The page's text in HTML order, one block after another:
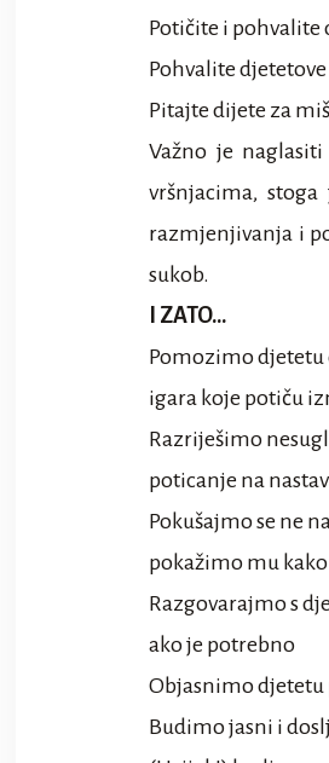
Potičite i pohvalite
Pohvalite
Pitajte dijete za
Važno je
vršnjacima,
razmjenjivanja i
sukob.
I ZATO…
Pomozimo djetetu
igara koje potiču
Razriješimo
poticanje na
Pokušajmo se ne
pokažimo mu
Razgovarajmo s
ako je potrebno
Objasnimo djetetu
Budimo jasni i